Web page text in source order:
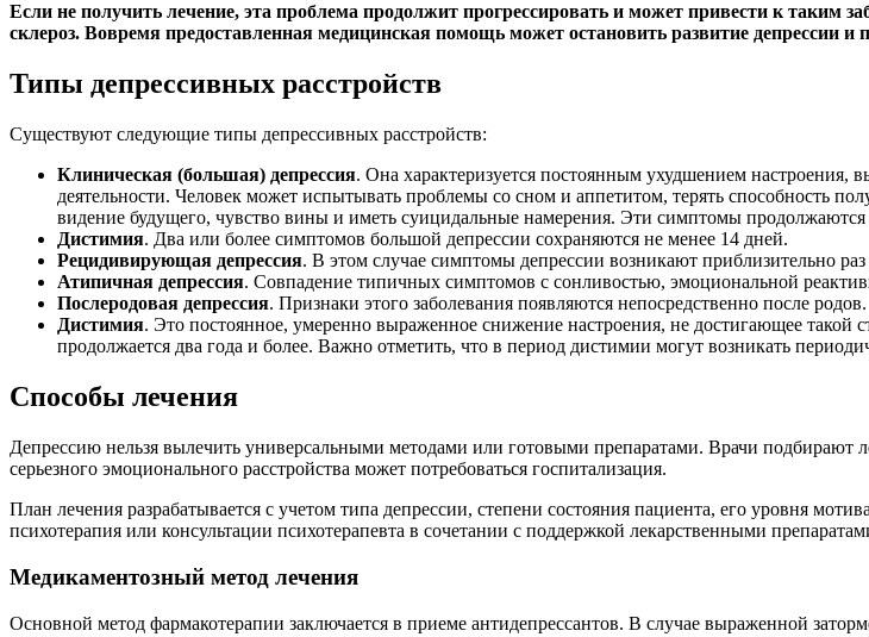
Если не получить лечение, эта проблема продолжит прогрессировать и может привести к таким
склероз. Вовремя предоставленная медицинская помощь может остановить развитие депрессии и
Типы депрессивных расстройств
Существуют следующие типы депрессивных расстройств:
Клиническая (большая) депрессия. Она характеризуется постоянным ухудшением настроения,
деятельности. Человек может испытывать проблемы со сном и аппетитом, терять способность
видение будущего, чувство вины и иметь суицидальные намерения. Эти симптомы продолжаются
Дистимия. Два или более симптомов большой депрессии сохраняются не менее 14 дней.
Рецидивирующая депрессия. В этом случае симптомы депрессии возникают приблизительно
Атипичная депрессия. Совпадение типичных симптомов с сонливостью, эмоциональной
Послеродовая депрессия. Признаки этого заболевания появляются непосредственно после родов.
Дистимия. Это постоянное, умеренно выраженное снижение настроения, не достигающее такой
продолжается два года и более. Важно отметить, что в период дистимии могут возникать
Способы лечения
Депрессию нельзя вылечить универсальными методами или готовыми препаратами. Врачи подбирают
серьезного эмоционального расстройства может потребоваться госпитализация.
План лечения разрабатывается с учетом типа депрессии, степени состояния пациента, его уровня
психотерапия или консультации психотерапевта в сочетании с поддержкой лекарственными
Медикаментозный метод лечения
Основной метод фармакотерапии заключается в приеме антидепрессантов. В случае выраженной